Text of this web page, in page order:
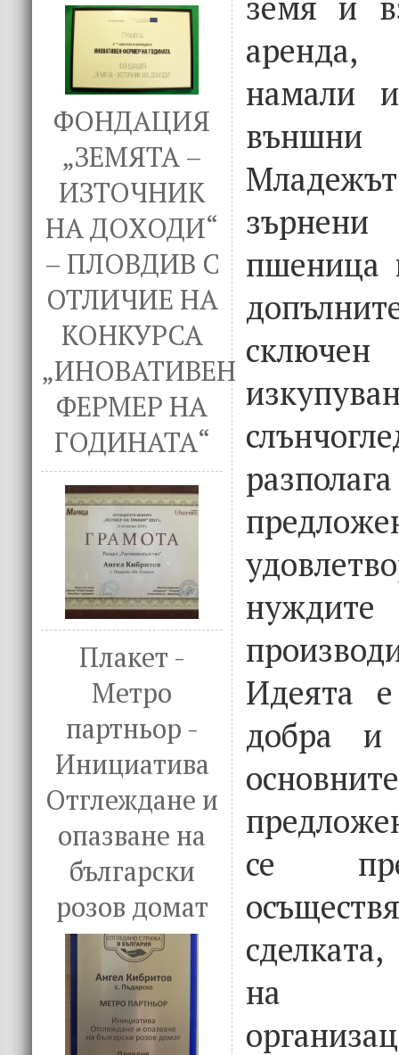
ФОНДАЦИЯ
„ЗЕМЯТА –
ИЗТОЧНИК
НА ДОХОДИ“
– ПЛОВДИВ С
ОТЛИЧИЕ НА
КОНКУРСА
„ИНОВАТИВЕН
ФЕРМЕР НА
ГОДИНАТА“
Плакет -
Метро
партньор -
Инициатива
Отглеждане и
опазване на
български
розов домат
намали
пшеница
Идеята
добра и
се
на